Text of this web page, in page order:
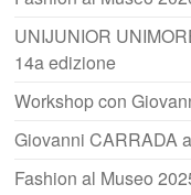
UNIJUNIOR
14a edizione
Workshop con
Giovanni CARRADA
Fashion al Museo